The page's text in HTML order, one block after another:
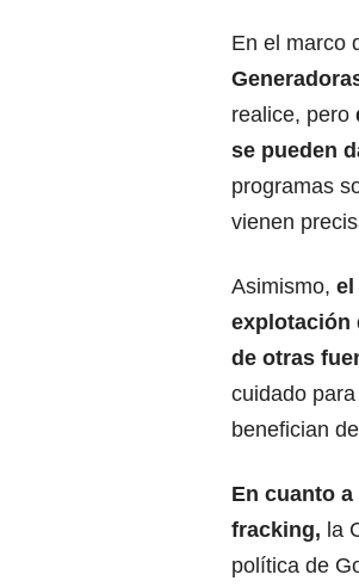
En el marco
realice, pero
se pueden
programas
vienen
Asimismo, el
explotación
de otras
cuidado
benefician
En cuanto
fracking, la
política de